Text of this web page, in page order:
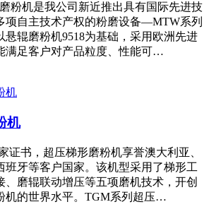
粉机是我公司新近推出具有国际先进技
项自主技术产权的粉磨设备—MTW系列
悬辊磨粉机9518为基础，采用欧洲先进
满足客户对产品粒度、性能可…
机
证书，超压梯形磨粉机享誉澳大利亚、
班牙等客户国家。该机型采用了梯形工
、磨辊联动增压等五项磨机技术，开创
机的世界水平。TGM系列超压…